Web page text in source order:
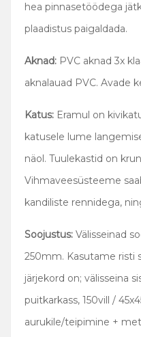
hea pinnasetöödega
plaadistus paigaldada.
Aknad: PVC aknad 3x
aknalauad PVC. Avade
Katus: Eramul on
katusele lume
näol. Tuulekastid on
Vihmaveesüsteeme
kandiliste rennidega,
Soojustus: Välisseinad
250mm. Kasutame risti
järjekord on; välisseina
puitkarkass, 150vill /
aurukile/teipimine +